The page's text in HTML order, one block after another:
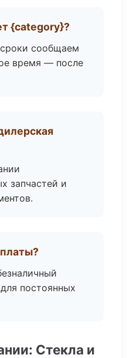
{category}?
сообщаем
время — после
запчастей и
постоянных
Стекла и